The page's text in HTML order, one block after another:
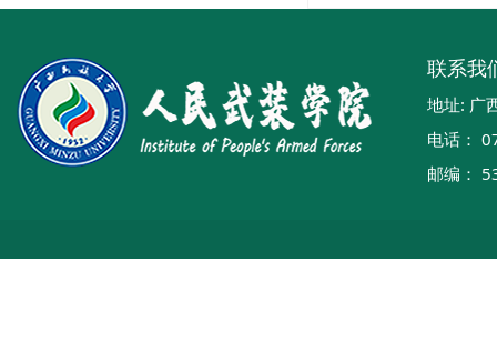
联系我
地址: 广
电话：
邮编：